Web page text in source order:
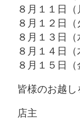
８月１１日
８月１２
８月１３
８月１４
８月１５
皆様のお越し
店主